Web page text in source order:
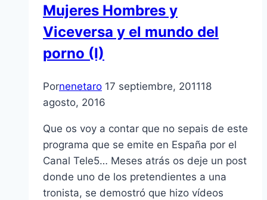
Mujeres Hombres y
Viceversa y el mundo del
porno (I)
Pornenetaro 17 septiembre, 201118
agosto, 2016
Que os voy a contar que no sepais de este
programa que se emite en España por el
Canal Tele5… Meses atrás os deje un post
donde uno de los pretendientes a una
tronista, se demostró que hizo ví­deos